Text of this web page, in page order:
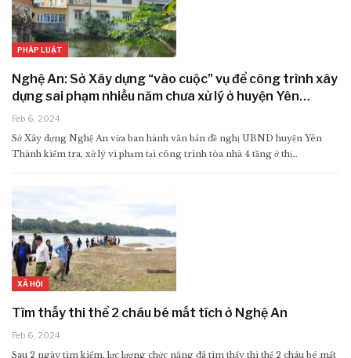
PHÁP LUẬT
Nghệ An: Sở Xây dựng “vào cuộc” vụ để công trình xây
dựng sai phạm nhiều năm chưa xử lý ở huyện Yên…
Feb 6, 2024
Sở Xây dựng Nghệ An vừa ban hành văn bản đề nghị UBND huyện Yên
Thành kiểm tra, xử lý vi phạm tại công trình tòa nhà 4 tầng ở thị…
XÃ HỘI
Tìm thấy thi thể 2 cháu bé mất tích ở Nghệ An
Feb 6, 2024
Sau 2 ngày tìm kiếm, lực lượng chức năng đã tìm thấy thi thể 2 cháu bé mất